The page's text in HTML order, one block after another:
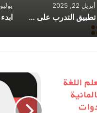
أبريل 22, 2025
تطبيق التدرب على امتحان اللغة الألمانية B2 مع نماذج امتحانية دقيقة
يوليو 19, 2025